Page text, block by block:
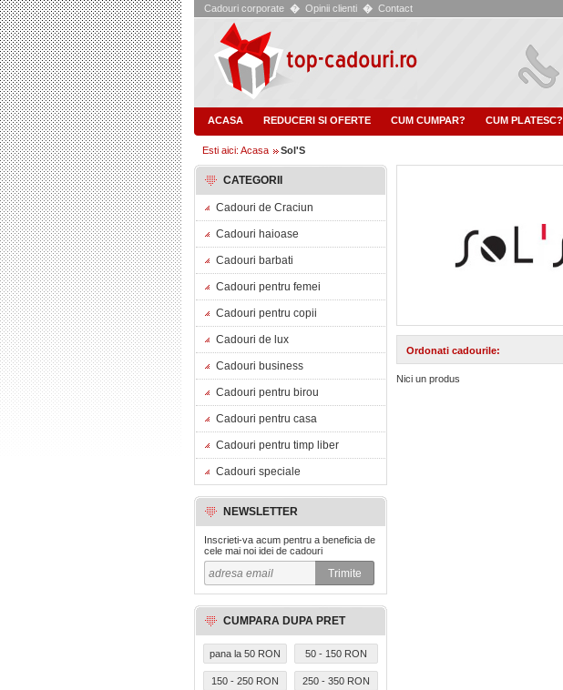
Cadouri corporate � Opinii clienti � Contact
ACASA REDUCERI SI OFERTE CUM CUMPAR? CUM PLATESC?
Esti aici: Acasa Sol'S
CATEGORII
Cadouri de Craciun
Cadouri haioase
Cadouri barbati
Cadouri pentru femei
Cadouri pentru copii
Cadouri de lux
Cadouri business
Cadouri pentru birou
Cadouri pentru casa
Cadouri pentru timp liber
Cadouri speciale
NEWSLETTER
Inscrieti-va acum pentru a beneficia de
cele mai noi idei de cadouri
CUMPARA DUPA PRET
pana la 50 RON 50 - 150 RON
150 - 250 RON 250 - 350 RON
Ordonati cadourile:
Nici un produs